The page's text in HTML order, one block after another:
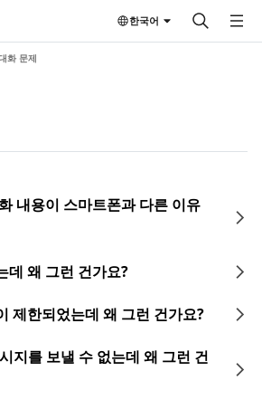
한국어
화 문제
내용이 스마트폰과 다른 이유
데 왜 그런 건가요?
제한되었는데 왜 그런 건가요?
지를 보낼 수 없는데 왜 그런 건